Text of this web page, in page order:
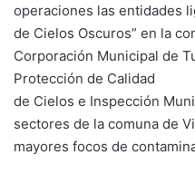
operaciones las entidades
de Cielos Oscuros” en la
Corporación Municipal de
Protección de Calidad
de Cielos e Inspección
sectores de la comuna de
mayores focos de